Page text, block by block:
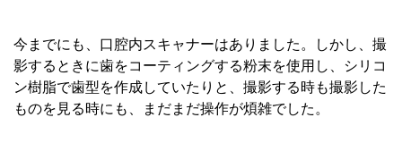
今までにも、口腔内スキャナーはありました。しかし、撮
影するときに歯をコーティングする粉末を使用し、シリコ
ン樹脂で歯型を作成していたりと、撮影する時も撮影した
ものを見る時にも、まだまだ操作が煩雑でした。